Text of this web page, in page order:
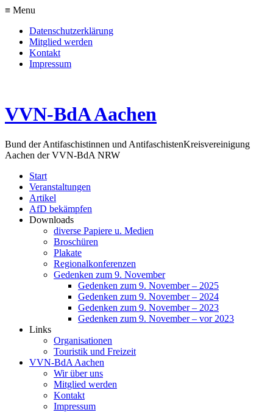
≡ Menu
Datenschutzerklärung
Mitglied werden
Kontakt
Impressum
VVN-BdA Aachen
Bund der Antifaschistinnen und AntifaschistenKreisvereinigung
Aachen der VVN-BdA NRW
Start
Veranstaltungen
Artikel
AfD bekämpfen
Downloads
diverse Papiere u. Medien
Broschüren
Plakate
Regionalkonferenzen
Gedenken zum 9. November
Gedenken zum 9. November – 2025
Gedenken zum 9. November – 2024
Gedenken zum 9. November – 2023
Gedenken zum 9. November – vor 2023
Links
Organisationen
Touristik und Freizeit
VVN-BdA Aachen
Wir über uns
Mitglied werden
Kontakt
Impressum